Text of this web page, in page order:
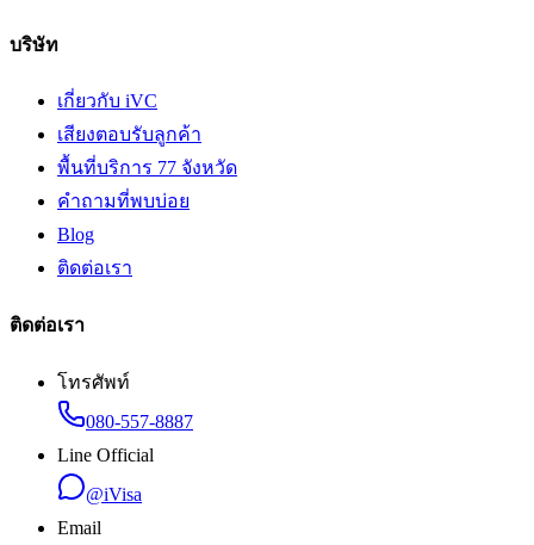
บริษัท
เกี่ยวกับ iVC
เสียงตอบรับลูกค้า
พื้นที่บริการ 77 จังหวัด
คำถามที่พบบ่อย
Blog
ติดต่อเรา
ติดต่อเรา
โทรศัพท์
080-557-8887
Line Official
@iVisa
Email